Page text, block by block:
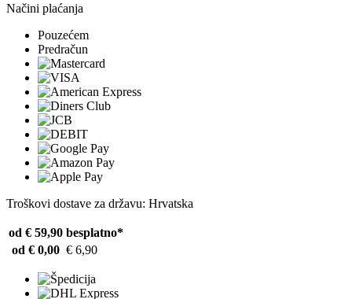
Načini plaćanja
Pouzećem
Predračun
Troškovi dostave za državu: Hrvatska
od € 59,90 besplatno*
od € 0,00 € 6,90